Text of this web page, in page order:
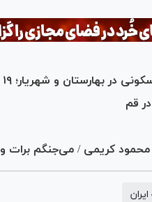
و شهریار؛ ۱۹ نفر شهید شدند
قم
محمود کریمی / می‌جنگم برات